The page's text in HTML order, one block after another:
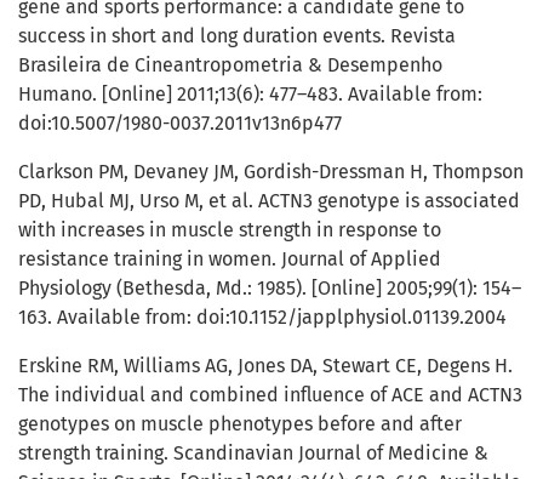
gene and sports performance: a candidate gene to
success in short and long duration events. Revista
Brasileira de Cineantropometria & Desempenho
Humano. [Online] 2011;13(6): 477–483. Available from:
doi:10.5007/1980-0037.2011v13n6p477
Clarkson PM, Devaney JM, Gordish-Dressman H, Thompson
PD, Hubal MJ, Urso M, et al. ACTN3 genotype is associated
with increases in muscle strength in response to
resistance training in women. Journal of Applied
Physiology (Bethesda, Md.: 1985). [Online] 2005;99(1): 154–
163. Available from: doi:10.1152/japplphysiol.01139.2004
Erskine RM, Williams AG, Jones DA, Stewart CE, Degens H.
The individual and combined influence of ACE and ACTN3
genotypes on muscle phenotypes before and after
strength training. Scandinavian Journal of Medicine &